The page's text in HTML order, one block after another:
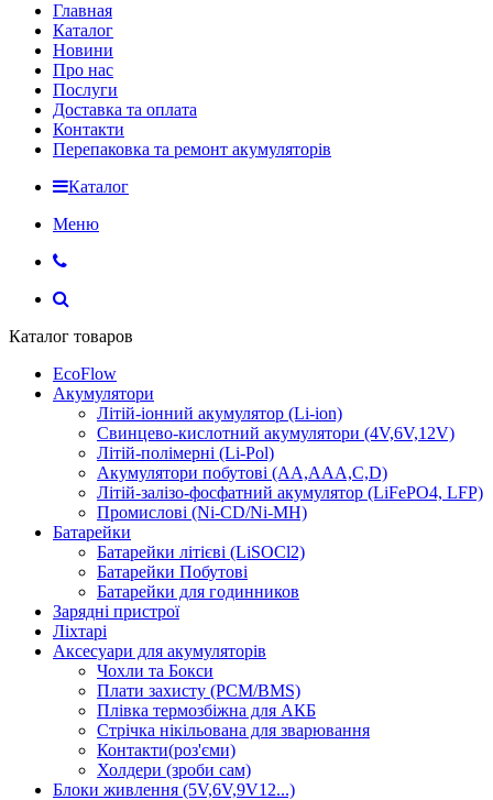
Главная
Каталог
Новини
Про нас
Послуги
Доставка та оплата
Контакти
Перепаковка та ремонт акумуляторів
Каталог
Меню
Каталог товаров
EcoFlow
Акумулятори
Літій-іонний акумулятор (Li-ion)
Свинцево-кислотний акумулятори (4V,6V,12V)
Літій-полімерні (Li-Pol)
Акумулятори побутові (AA,AAA,C,D)
Літій-залізо-фосфатний акумулятор (LiFePO4, LFP)
Промислові (Ni-CD/Ni-MH)
Батарейки
Батарейки літієві (LiSOCl2)
Батарейки Побутові
Батарейки для годинников
Зарядні пристрої
Ліхтарі
Аксесуари для акумуляторів
Чохли та Бокси
Плати захисту (PCM/BMS)
Плівка термозбіжна для АКБ
Стрічка нікільована для зварювання
Контакти(роз'єми)
Холдери (зроби сам)
Блоки живлення (5V,6V,9V12...)